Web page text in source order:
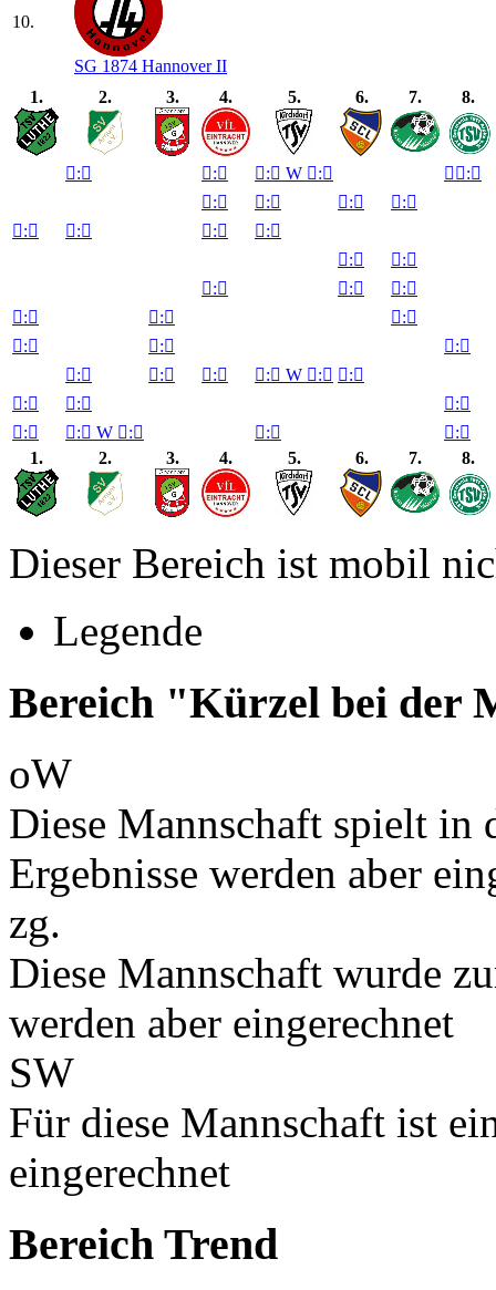
10.
SG 1874 Hannover II
1.
2. 3. 4. 5. 6. 7. 8.
1. 2. 3. 4. 5. 6. 7. 8.
: : : W : :
: : : :
: : : :
: :
: : :
: : :
: : :
: : : : W : :
: : :
: : W : : :
Dieser Bereich ist mobil
Legende
Bereich "Kürzel bei der
oW
Diese Mannschaft spielt in
Ergebnisse werden aber
zg.
Diese Mannschaft wurde
werden aber eingerechnet
SW
Für diese Mannschaft ist
eingerechnet
Bereich Trend